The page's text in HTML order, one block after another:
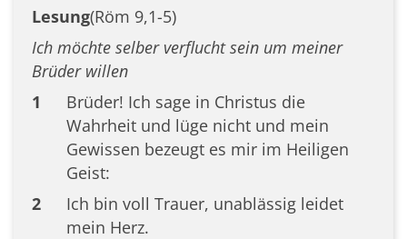
Lesung(Röm 9,1-5)
Ich möchte selber verflucht sein um meiner
Brüder willen
1
Brüder! Ich sage in Christus die
Wahrheit und lüge nicht und mein
Gewissen bezeugt es mir im Heiligen
Geist:
2
Ich bin voll Trauer, unablässig leidet
mein Herz.